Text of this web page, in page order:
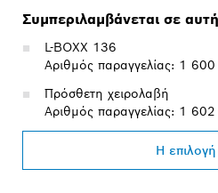
Συμπεριλαμβάνεται σε
L-BOXX 136
Αριθμός παραγγελίας: 1
Πρόσθετη χειρολαβή
Αριθμός παραγγελίας: 1
Η